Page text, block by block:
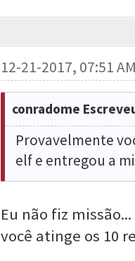
12-21-2017, 07:51
conradome
Provavelmente
elf e entregou a
Eu não fiz
você atinge os 10